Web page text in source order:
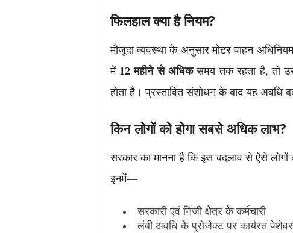
फिलहाल क्या है नियम?
मौजूदा व्यवस्था के अनुसार मोटर वाहन
में 12 महीने से अधिकसमय तक रहता है, तो
होता है। प्रस्तावित संशोधन के बाद यह अवधि
किन लोगों को होगा सबसे अधिक लाभ?
सरकार का मानना है कि इस बदलाव से ऐसे लोगों
इनमें—
सरकारी एवं निजी क्षेत्र के कर्मचारी
लंबी अवधि के प्रोजेक्ट पर कार्यरत पेशेवर